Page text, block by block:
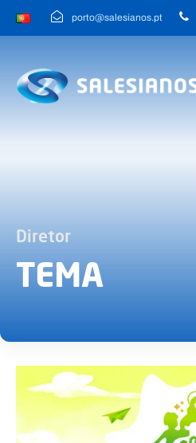
porto@salesianos.pt
Diretor
TEMA